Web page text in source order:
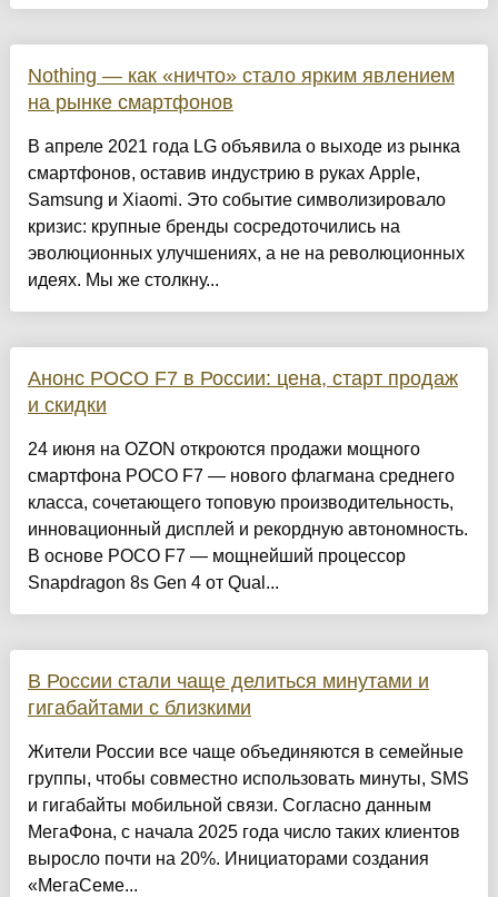
Nothing — как «ничто» стало ярким явлением
на рынке смартфонов
В апреле 2021 года LG объявила о выходе из рынка
смартфонов, оставив индустрию в руках Apple,
Samsung и Xiaomi. Это событие символизировало
кризис: крупные бренды сосредоточились на
эволюционных улучшениях, а не на революционных
идеях. Мы же столкну...
Анонс POCO F7 в России: цена, старт продаж
и скидки
24 июня на OZON откроются продажи мощного
смартфона POCO F7 — нового флагмана среднего
класса, сочетающего топовую производительность,
инновационный дисплей и рекордную автономность.
В основе POCO F7 — мощнейший процессор
Snapdragon 8s Gen 4 от Qual...
В России стали чаще делиться минутами и
гигабайтами с близкими
Жители России все чаще объединяются в семейные
группы, чтобы совместно использовать минуты, SMS
и гигабайты мобильной связи. Согласно данным
МегаФона, с начала 2025 года число таких клиентов
выросло почти на 20%. Инициаторами создания
«МегаСеме...